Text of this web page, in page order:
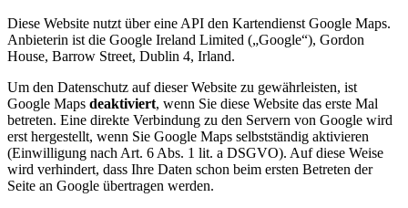
Diese Website nutzt über eine API den Kartendienst Google Maps.
Anbieterin ist die Google Ireland Limited („Google“), Gordon
House, Barrow Street, Dublin 4, Irland.
Um den Datenschutz auf dieser Website zu gewährleisten, ist
Google Maps deaktiviert, wenn Sie diese Website das erste Mal
betreten. Eine direkte Verbindung zu den Servern von Google wird
erst hergestellt, wenn Sie Google Maps selbstständig aktivieren
(Einwilligung nach Art. 6 Abs. 1 lit. a DSGVO). Auf diese Weise
wird verhindert, dass Ihre Daten schon beim ersten Betreten der
Seite an Google übertragen werden.